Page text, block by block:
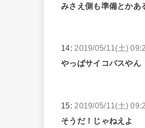
みさえ側も準備とかあ
14: 2019/05/11(土)
やっぱサイコパスやん
15: 2019/05/11(土)
そうだ！じゃねえよ